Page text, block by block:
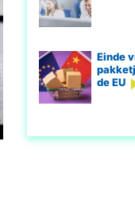
Einde
de EU